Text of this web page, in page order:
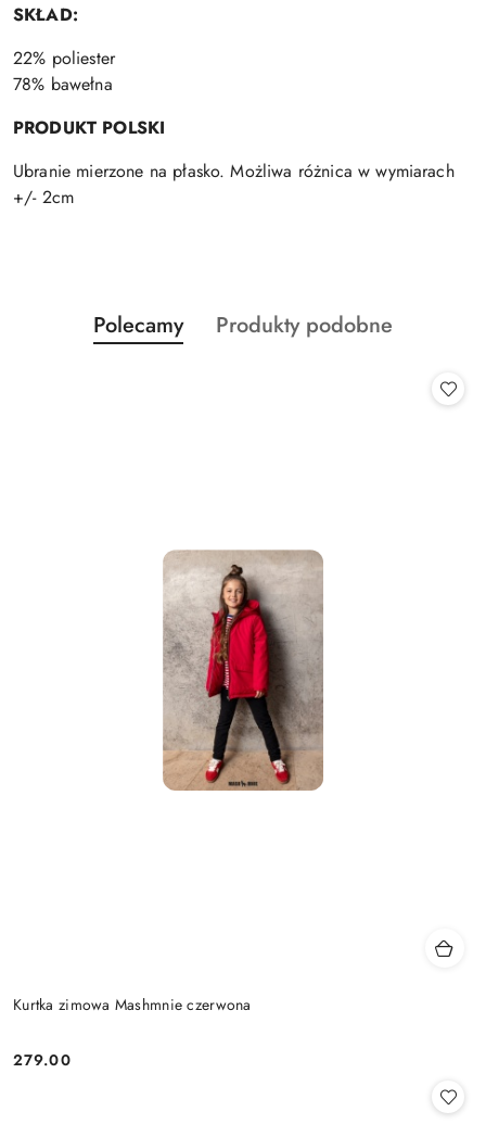
SKŁAD:
22% poliester
78% bawełna
PRODUKT POLSKI
Ubranie mierzone na płasko. Możliwa różnica w wymiarach
+/- 2cm
Pomiń karuzelę produktów
Produkty
o
Polecamy
Produkty
Produkty podobne
Kurtka zimowa Mashmnie czerwona
Cena:
279.00